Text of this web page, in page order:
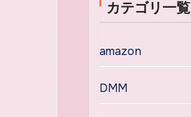
カテゴリ一覧
amazon
DMM